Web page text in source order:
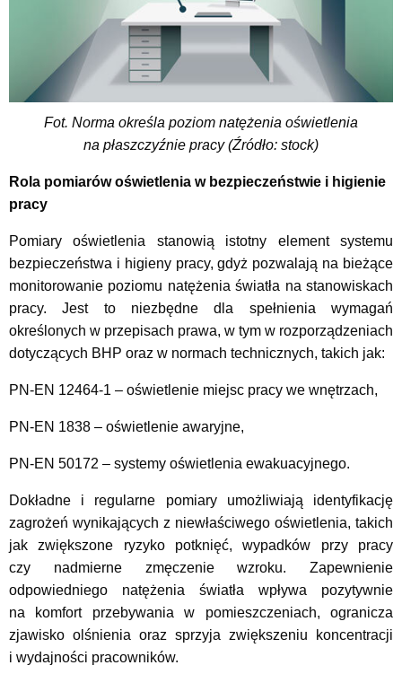
Fot. Norma określa poziom natężenia oświetlenia
na płaszczyźnie pracy (Źródło: stock)
Rola pomiarów oświetlenia w bezpieczeństwie i higienie
pracy
Pomiary oświetlenia stanowią istotny element systemu
bezpieczeństwa i higieny pracy, gdyż pozwalają na bieżące
monitorowanie poziomu natężenia światła na stanowiskach
pracy. Jest to niezbędne dla spełnienia wymagań
określonych w przepisach prawa, w tym w rozporządzeniach
dotyczących BHP oraz w normach technicznych, takich jak:
PN-EN 12464-1 – oświetlenie miejsc pracy we wnętrzach,
PN-EN 1838 – oświetlenie awaryjne,
PN-EN 50172 – systemy oświetlenia ewakuacyjnego.
Dokładne i regularne pomiary umożliwiają identyfikację
zagrożeń wynikających z niewłaściwego oświetlenia, takich
jak zwiększone ryzyko potknięć, wypadków przy pracy
czy nadmierne zmęczenie wzroku. Zapewnienie
odpowiedniego natężenia światła wpływa pozytywnie
na komfort przebywania w pomieszczeniach, ogranicza
zjawisko olśnienia oraz sprzyja zwiększeniu koncentracji
i wydajności pracowników.